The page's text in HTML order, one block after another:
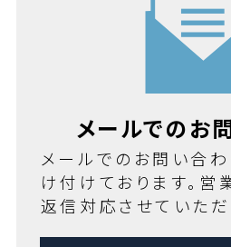
メールでのお
メールでのお問い合
け付けております。営
返信対応させていただ